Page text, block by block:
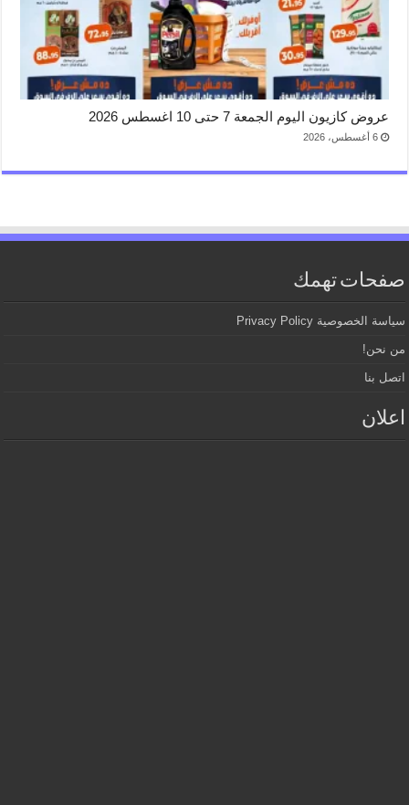
عروض كازيون اليوم الجمعة 7 حتى 10 اغسطس 2026
6 أغسطس، 2026
صفحات تهمك
سياسة الخصوصية Privacy Policy
من نحن!
اتصل بنا
اعلان